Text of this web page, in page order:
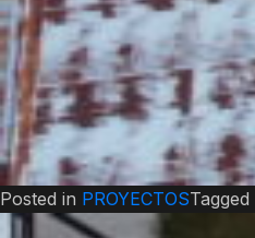
Posted in PROYECTOSTagged